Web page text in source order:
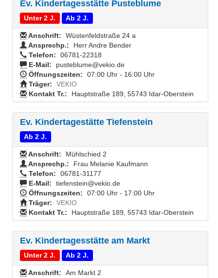
Ev. Kindertagesstätte Pusteblume
Unter 2 J. Ab 2 J.
Anschrift:
Wüstenfeldstraße 24 a
Ansprechp.:
Herr Andre Bender
Telefon:
06781-22318
E-Mail:
pusteblume@vekio.de
Öffnungszeiten:
07:00 Uhr - 16:00 Uhr
Träger:
VEKIO
Kontakt Tr.:
Hauptstraße 189, 55743 Idar-Oberstein
Ev. Kindertagestätte Tiefenstein
Ab 2 J.
Anschrift:
Mühlschied 2
Ansprechp.:
Frau Melanie Kaufmann
Telefon:
06781-31177
E-Mail:
tiefenstein@vekio.de
Öffnungszeiten:
07:00 Uhr - 17:00 Uhr
Träger:
VEKIO
Kontakt Tr.:
Hauptstraße 189, 55743 Idar-Oberstein
Ev. Kindertagesstätte am Markt
Unter 2 J. Ab 2 J.
Anschrift:
Am Markt 2